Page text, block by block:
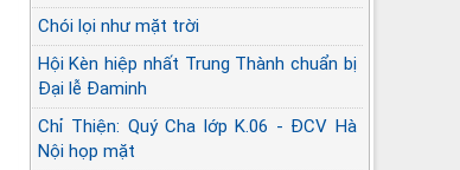
Chói lọi như mặt trời
Hội Kèn hiệp nhất Trung Thành chuẩn bị
Đại lễ Đaminh
Chỉ Thiện: Quý Cha lớp K.06 - ĐCV Hà
Nội họp mặt